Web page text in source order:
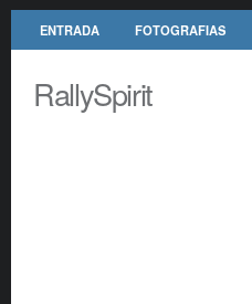
ENTRADA FOTOGRAFIAS
RallySpirit